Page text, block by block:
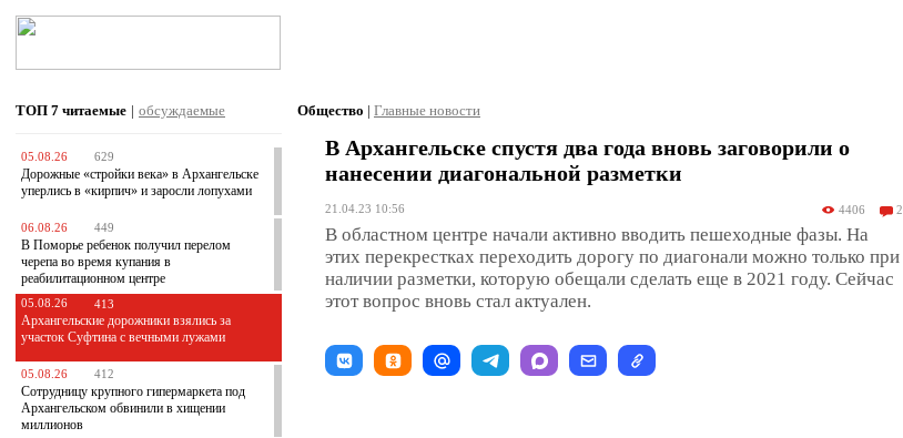
ТОП 7 читаемые | обсуждаемые
05.08.26 629
Дорожные «стройки века» в Архангельске
уперлись в «кирпич» и заросли лопухами
06.08.26 449
В Поморье ребенок получил перелом
черепа во время купания в
реабилитационном центре
05.08.26 413
Архангельские дорожники взялись за
участок Суфтина с вечными лужами
05.08.26 412
Сотрудницу крупного гипермаркета под
Архангельском обвинили в хищении
миллионов
Общество | Главные новости
В Архангельске спустя два года вновь заговорили о
нанесении диагональной разметки
21.04.23 10:56 4406 2
В областном центре начали активно вводить пешеходные фазы. На
этих перекрестках переходить дорогу по диагонали можно только при
наличии разметки, которую обещали сделать еще в 2021 году. Сейчас
этот вопрос вновь стал актуален.